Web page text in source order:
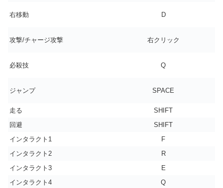
右移動 D
攻撃/チャージ攻撃 右クリック
必殺技 Q
ジャンプ SPACE
走る
SHIFT
回避
SHIFT
インタラクト1
F
インタラクト2
R
インタラクト3
E
インタラクト4
Q